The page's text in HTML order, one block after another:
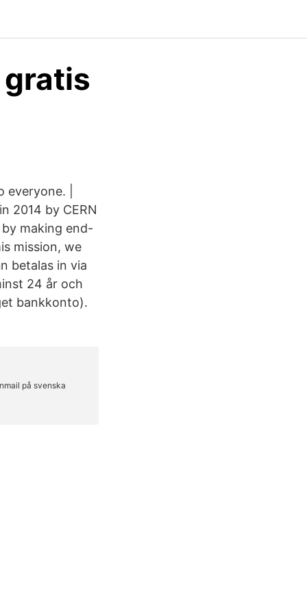
|
2014 by CERN
making end-
mission, we
betalas in via
24 år och
bankkonto).